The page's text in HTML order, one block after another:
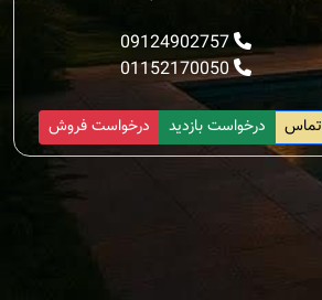
09124902757
01152170050
درخواست فروش درخواست بازدید تماس